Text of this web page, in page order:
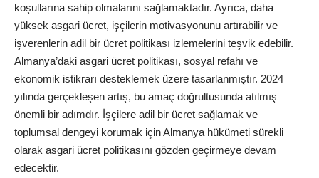
koşullarına sahip olmalarını sağlamaktadır. Ayrıca, daha
yüksek asgari ücret, işçilerin motivasyonunu artırabilir ve
işverenlerin adil bir ücret politikası izlemelerini teşvik edebilir.
Almanya’daki asgari ücret politikası, sosyal refahı ve
ekonomik istikrarı desteklemek üzere tasarlanmıştır. 2024
yılında gerçekleşen artış, bu amaç doğrultusunda atılmış
önemli bir adımdır. İşçilere adil bir ücret sağlamak ve
toplumsal dengeyi korumak için Almanya hükümeti sürekli
olarak asgari ücret politikasını gözden geçirmeye devam
edecektir.